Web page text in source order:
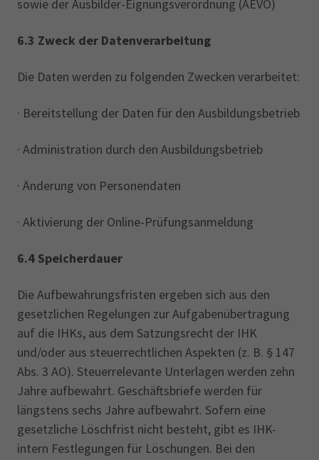
sowie der Ausbilder-Eignungsverordnung (AEVO)
6.3 Zweck der Datenverarbeitung
Die Daten werden zu folgenden Zwecken verarbeitet:‎
· Bereitstellung der Daten für den Ausbildungsbetrieb
· Administration durch den Ausbildungsbetrieb
· Änderung von Personendaten
· Aktivierung der Online-Prüfungsanmeldung
6.4 Speicherdauer
Die Aufbewahrungsfristen ergeben sich aus den
gesetzlichen Regelungen zur Aufgabenübertragung
auf die IHKs, aus dem Satzungsrecht der IHK
und/oder aus steuerrechtlichen Aspekten (z. B. § 147
Abs. 3 AO). Steuerrelevante Unterlagen werden zehn
Jahre aufbewahrt. Geschäftsbriefe werden für
längstens sechs Jahre aufbewahrt. Sofern eine
gesetzliche Löschfrist nicht besteht, gibt es IHK-
intern Festlegungen für Löschungen. Bei den